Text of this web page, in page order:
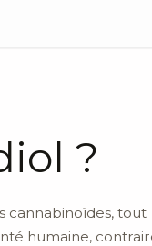
?
cannabinoïdes, tout
humaine,